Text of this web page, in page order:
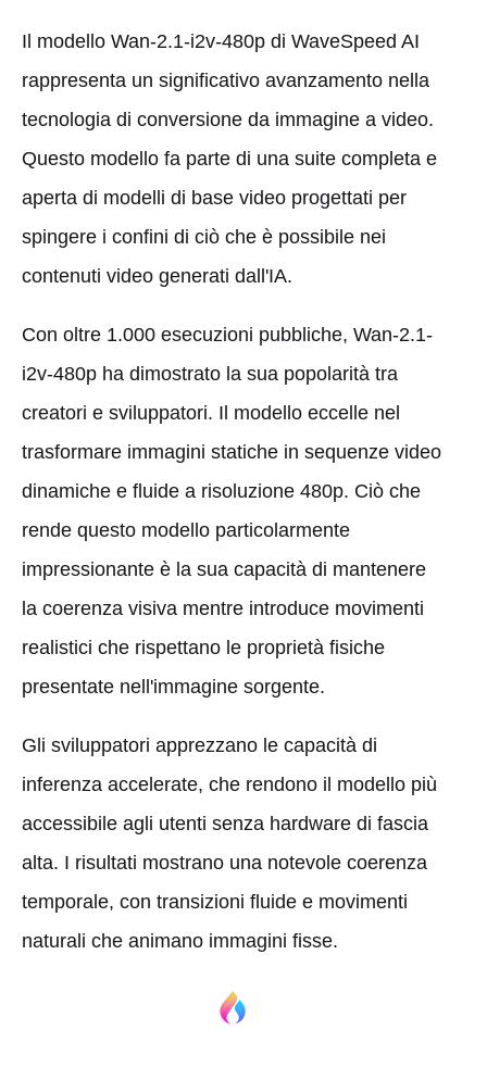
Il modello Wan-2.1-i2v-480p di WaveSpeed AI
rappresenta un significativo avanzamento nella
tecnologia di conversione da immagine a video.
Questo modello fa parte di una suite completa e
aperta di modelli di base video progettati per
spingere i confini di ciò che è possibile nei
contenuti video generati dall'IA.
Con oltre 1.000 esecuzioni pubbliche, Wan-2.1-
i2v-480p ha dimostrato la sua popolarità tra
creatori e sviluppatori. Il modello eccelle nel
trasformare immagini statiche in sequenze video
dinamiche e fluide a risoluzione 480p. Ciò che
rende questo modello particolarmente
impressionante è la sua capacità di mantenere
la coerenza visiva mentre introduce movimenti
realistici che rispettano le proprietà fisiche
presentate nell'immagine sorgente.
Gli sviluppatori apprezzano le capacità di
inferenza accelerate, che rendono il modello più
accessibile agli utenti senza hardware di fascia
alta. I risultati mostrano una notevole coerenza
temporale, con transizioni fluide e movimenti
naturali che animano immagini fisse.